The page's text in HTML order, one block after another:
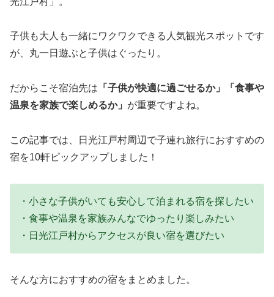
子供も大人も一緒にワクワクできる人気観光スポットです
が、丸一日遊ぶと子供はぐったり。
だからこそ宿泊先は 「子供が快適に過ごせるか」「食事や
温泉を家族で楽しめるか」 が重要ですよね。
この記事では、日光江戸村周辺で子連れ旅行におすすめの
宿を10軒ピックアップしました！
・小さな子供がいても安心して泊まれる宿を探したい
・食事や温泉を家族みんなでゆったり楽しみたい
・日光江戸村からアクセスが良い宿を選びたい
そんな方におすすめの宿をまとめました。